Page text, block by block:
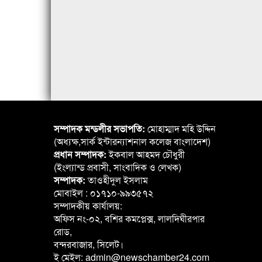
সম্পাদক মন্ডলীর সভাপতি: মোহাম্মাদ মহি উদ্দিন
(অধ্যক্ষ,সার্ক ইন্টারন্যাশনাল কলেজ বাংলাদেশ)
প্রধান সম্পাদক:ইকবাল আহমদ চৌধুরী
(ইংল্যান্ড প্রবাসী, সাংবাদিক ও লেখক)
সম্পাদক:তাওহীদুল ইসলাম
মোবাইল : ০১৭১০-৯৯৩৫৭২
সম্পাদকীয় কার্যালয়:
অফিস নং-০২, বশির কমপ্লেক্স, লালদিঘীরপার
রোড,
বন্দরবাজার, সিলেট।
ই মেইল: admin@newschamber24.com